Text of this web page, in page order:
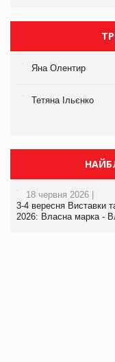
Яна Олентир
Тетяна Ільєнко
18 червня 2026 |
3-4 вересня Виставки
2026: Власна марка -